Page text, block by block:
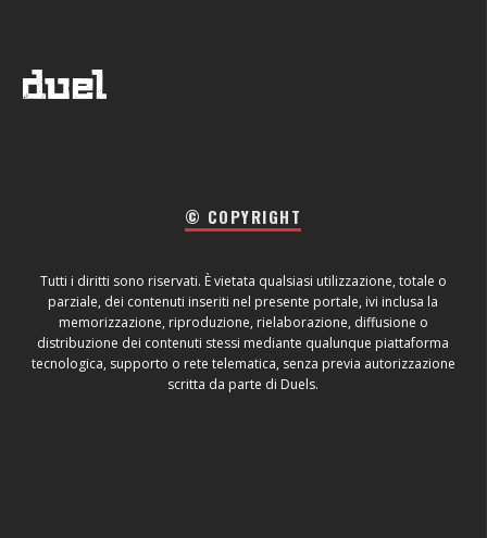
© COPYRIGHT
Tutti i diritti sono riservati. È vietata qualsiasi utilizzazione, totale o
parziale, dei contenuti inseriti nel presente portale, ivi inclusa la
memorizzazione, riproduzione, rielaborazione, diffusione o
distribuzione dei contenuti stessi mediante qualunque piattaforma
tecnologica, supporto o rete telematica, senza previa autorizzazione
scritta da parte di Duels.